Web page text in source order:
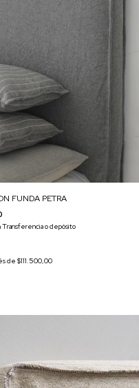
FUNDA PETRA
Transferencia o depósito
de $111.500,00